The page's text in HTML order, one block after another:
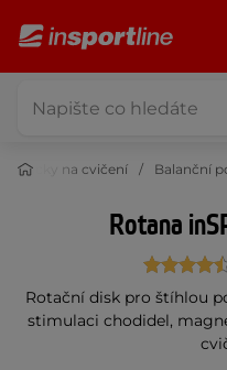
na cvičení Balanční
Rotana
Rotační disk pro štíhlou
stimulaci chodidel,